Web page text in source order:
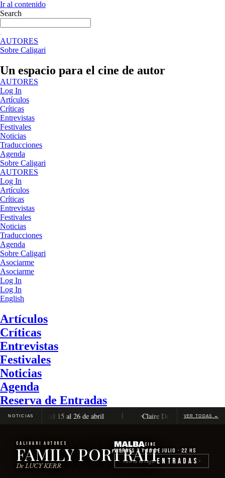
Ir al contenido
Search
AUTORES
Sobre Caligari
Un espacio para el cine de autor
AUTORES
Log In
Artículos
Críticas
Entrevistas
Festivales
Noticias
Traducciones
Agenda
Sobre Caligari
AUTORES
Log In
Artículos
Críticas
Entrevistas
Festivales
Noticias
Traducciones
Agenda
Sobre Caligari
Asociarme
Asociarme
Log In
Log In
English
Artículos
Críticas
Entrevistas
Festivales
Noticias
Agenda
Reserva de Entradas
NOTICIAS
completa, del 15 al 26 de abril Claire Denis será distinguida
VER TODAS →
CALIGARI AUTORES
FAMILY PORTRAIT
De LUCY KERR
Cine
Viernes 3 y 10 de julio · 22 hs
reserva tu lugarEntradas ›